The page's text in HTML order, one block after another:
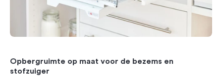
Opbergruimte op maat voor de bezems en
stofzuiger